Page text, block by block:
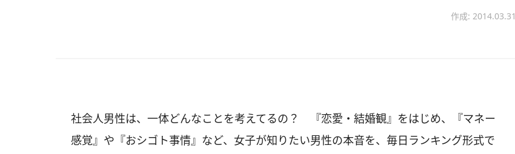
作成: 2014.03.31
社会人男性は、一体どんなことを考えてるの？ 『恋愛・結婚観』をはじめ、『マネー
感覚』や『おシゴト事情』など、女子が知りたい男性の本音を、毎日ランキング形式で